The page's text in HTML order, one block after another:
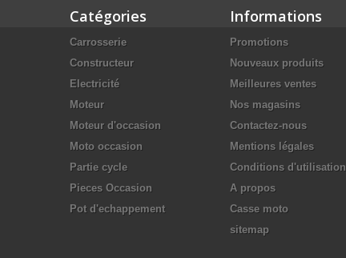
Catégories
Carrosserie
Constructeur
Electricité
Moteur
Moteur d'occasion
Moto occasion
Partie cycle
Pieces Occasion
Pot d'echappement
Informations
Promotions
Nouveaux produits
Meilleures ventes
Nos magasins
Contactez-nous
Mentions légales
Conditions d'utilisation
A propos
Casse moto
sitemap